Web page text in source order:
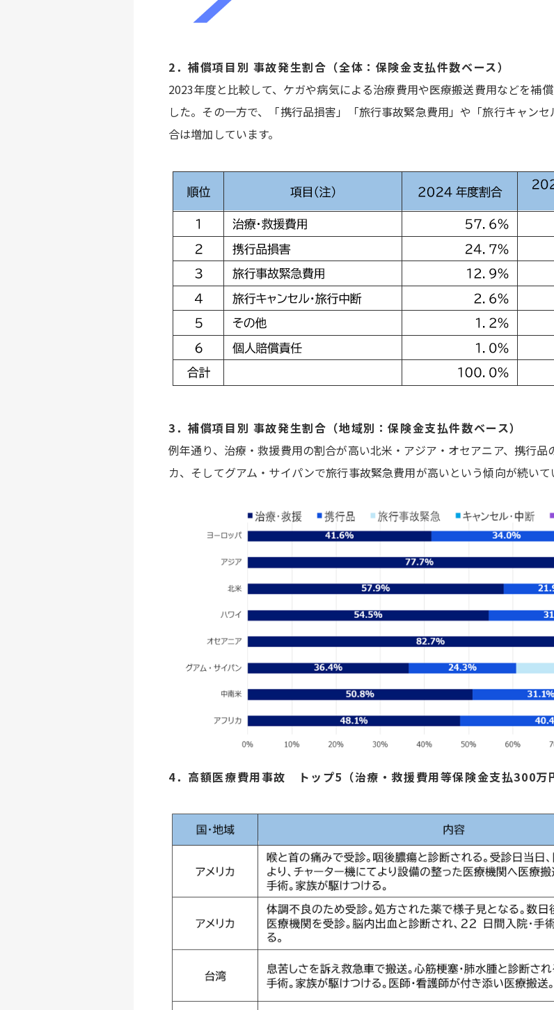
2．補償項目別 事故発生割合（全体：保険金支払件数ベース）
2023年度と比較して、ケガや病気による治療費用や医療搬送費用などを補
した。その一方で、「携行品損害」「旅行事故緊急費用」や「旅行キャン
合は増加しています。
3．補償項目別 事故発生割合（地域別：保険金支払件数ベース）
例年通り、治療・救援費用の割合が高い北米・アジア・オセアニア、携行
カ、そしてグアム・サイパンで旅行事故緊急費用が高いという傾向が続いて
4．高額医療費用事故 トップ5（治療・救援費用等保険金支払300万